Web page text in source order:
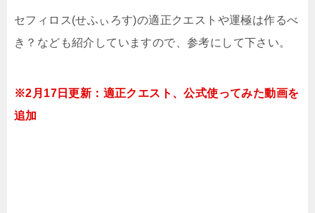
セフィロス(せふぃろす)の適正クエストや運極は作るべ
き？なども紹介していますので、参考にして下さい。
※2月17日更新：適正クエスト、公式使ってみた動画を
追加